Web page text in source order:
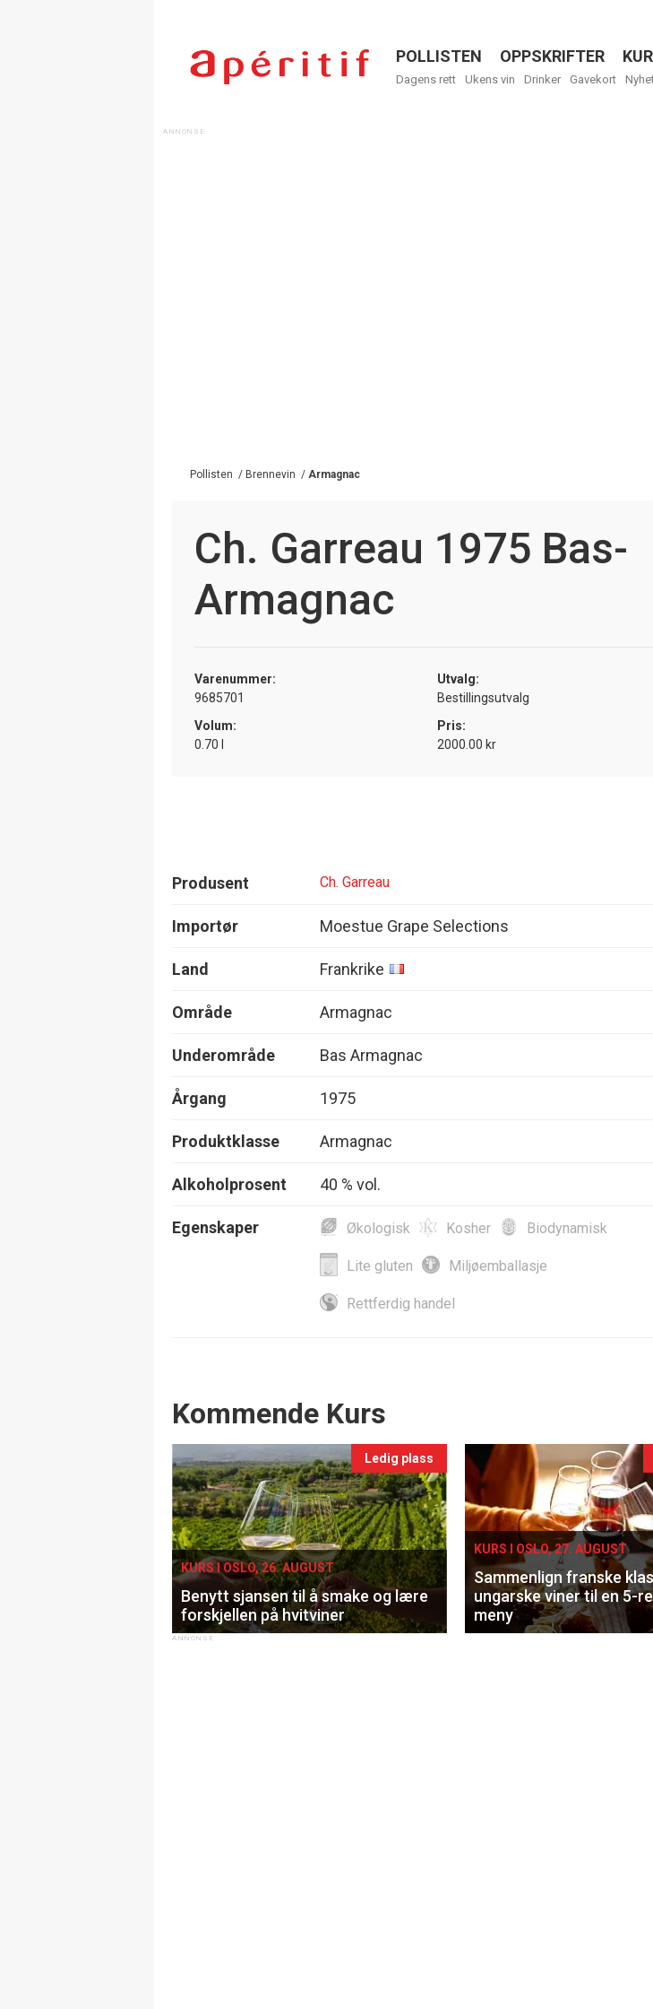
Menu
POLLISTEN OPPSKRIFTER
Dagens rett Ukens vin Drinker Gavekort
Pollisten / Brennevin / Armagnac
Ch. Garreau 1975 Bas-
Armagnac
Varenummer:
9685701
Utvalg:
Bestillingsutvalg
Volum:
0.70 l
Pris:
2000.00 kr
Produsent Ch. Garreau
Importør Moestue Grape Selections
Land Frankrike
Område Armagnac
Underområde Bas Armagnac
Årgang 1975
Produktklasse Armagnac
Alkoholprosent 40 % vol.
Egenskaper Økologisk Kosher Biodynamisk
Lite gluten Miljøemballasje
Rettferdig handel
Events
Kommende Kurs
Ledig plass
KURS I OSLO, 26. AUGUST
Benytt sjansen til å smake og lære
forskjellen på hvitviner
KURS I OSLO, 27. AUGUST
Sammenlign franske
ungarske viner til en 5-
meny